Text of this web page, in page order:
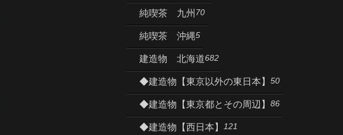
純喫茶 九州 70
純喫茶 沖縄5
建造物 北海道682
◆建造物【東京以外の東日本】 50
◆建造物【東京都とその周辺】 86
◆建造物【西日本】 121